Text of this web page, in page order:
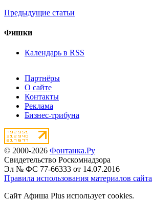
Предыдущие статьи
Фишки
Календарь в RSS
Партнёры
О сайте
Контакты
Реклама
Бизнес-трибуна
© 2000-2026 Фонтанка.Ру
Свидетельство Роскомнадзора
Эл № ФС 77-66333 от 14.07.2016
Правила использования материалов сайта
Сайт Афиша Plus использует cookies.